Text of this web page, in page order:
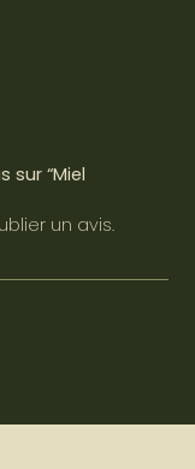
sur “Miel
un avis.